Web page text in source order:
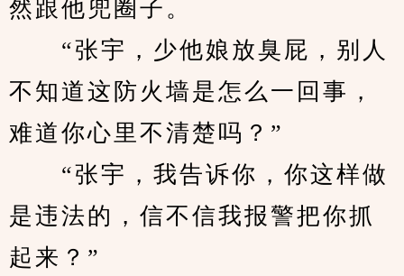
然跟他兜圈子。
“张宇，少他娘放臭屁，别人
不知道这防火墙是怎么一回事，
难道你心里不清楚吗？”
“张宇，我告诉你，你这样做
是违法的，信不信我报警把你抓
起来？”